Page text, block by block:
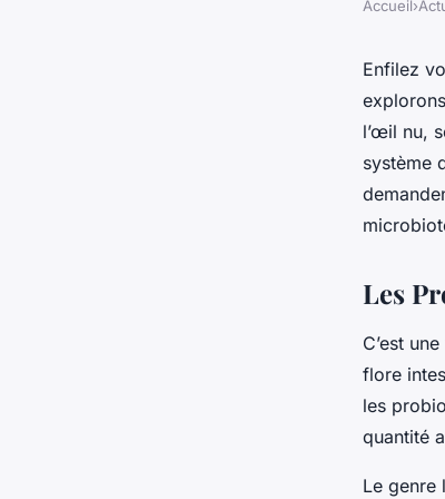
Quels sont les
probiotiques
Accueil›
Enfilez
l’œil nu,
système
Les
C’est
flore
les
quantité
Le genre